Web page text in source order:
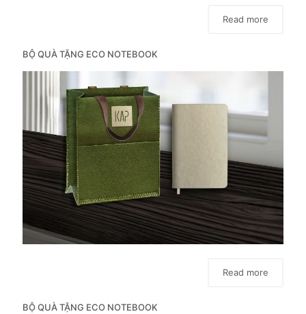
Read more
BỘ QUÀ TẶNG ECO NOTEBOOK
Read more
BỘ QUÀ TẶNG ECO NOTEBOOK